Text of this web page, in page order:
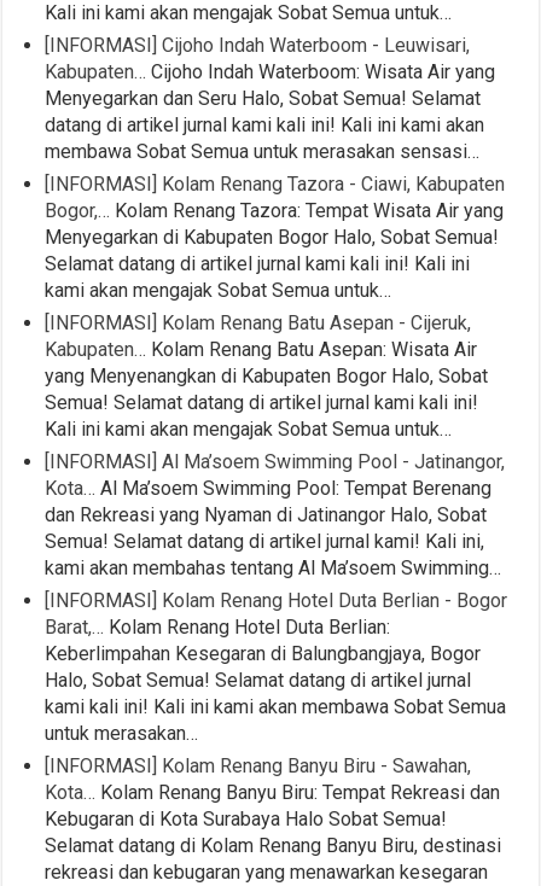
Kali ini kami akan mengajak Sobat Semua untuk…
[INFORMASI] Cijoho Indah Waterboom - Leuwisari,
Kabupaten… Cijoho Indah Waterboom: Wisata Air yang
Menyegarkan dan Seru Halo, Sobat Semua! Selamat
datang di artikel jurnal kami kali ini! Kali ini kami akan
membawa Sobat Semua untuk merasakan sensasi…
[INFORMASI] Kolam Renang Tazora - Ciawi, Kabupaten
Bogor,… Kolam Renang Tazora: Tempat Wisata Air yang
Menyegarkan di Kabupaten Bogor Halo, Sobat Semua!
Selamat datang di artikel jurnal kami kali ini! Kali ini
kami akan mengajak Sobat Semua untuk…
[INFORMASI] Kolam Renang Batu Asepan - Cijeruk,
Kabupaten… Kolam Renang Batu Asepan: Wisata Air
yang Menyenangkan di Kabupaten Bogor Halo, Sobat
Semua! Selamat datang di artikel jurnal kami kali ini!
Kali ini kami akan mengajak Sobat Semua untuk…
[INFORMASI] Al Ma’soem Swimming Pool - Jatinangor,
Kota… Al Ma’soem Swimming Pool: Tempat Berenang
dan Rekreasi yang Nyaman di Jatinangor Halo, Sobat
Semua! Selamat datang di artikel jurnal kami! Kali ini,
kami akan membahas tentang Al Ma’soem Swimming…
[INFORMASI] Kolam Renang Hotel Duta Berlian - Bogor
Barat,… Kolam Renang Hotel Duta Berlian:
Keberlimpahan Kesegaran di Balungbangjaya, Bogor
Halo, Sobat Semua! Selamat datang di artikel jurnal
kami kali ini! Kali ini kami akan membawa Sobat Semua
untuk merasakan…
[INFORMASI] Kolam Renang Banyu Biru - Sawahan,
Kota… Kolam Renang Banyu Biru: Tempat Rekreasi dan
Kebugaran di Kota Surabaya Halo Sobat Semua!
Selamat datang di Kolam Renang Banyu Biru, destinasi
rekreasi dan kebugaran yang menawarkan kesegaran